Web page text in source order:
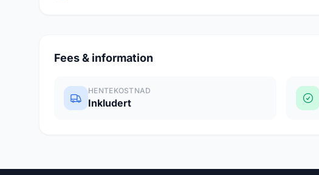
Fees & information
HENTEKOSTNAD
Inkludert